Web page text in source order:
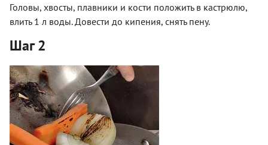
Головы, хвосты, плавники и кости положить в кастрюлю,
влить 1 л воды. Довести до кипения, снять пену.
Шаг 2